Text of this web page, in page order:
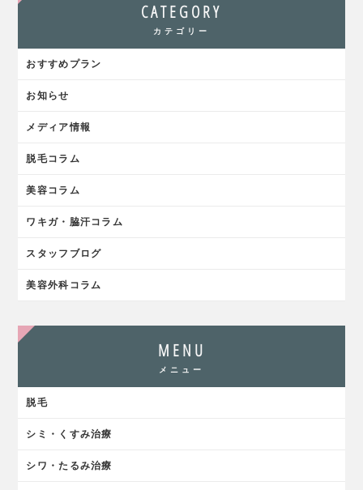
CATEGORY
カテゴリー
おすすめプラン
お知らせ
メディア情報
脱毛コラム
美容コラム
ワキガ・脇汗コラム
スタッフブログ
美容外科コラム
MENU
メニュー
脱毛
シミ・くすみ治療
シワ・たるみ治療